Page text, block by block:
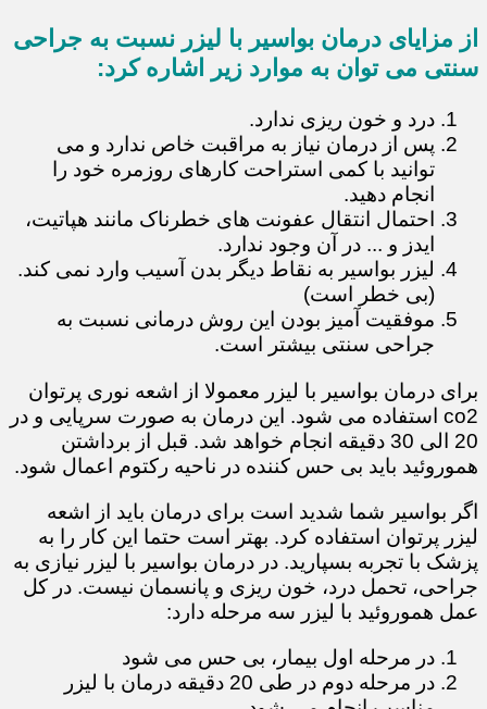
از مزایای درمان بواسیر با لیزر نسبت به جراحی
سنتی می توان به موارد زیر اشاره کرد:
درد و خون ریزی ندارد.
پس از درمان نیاز به مراقبت خاص ندارد و می
توانید با کمی استراحت کارهای روزمره خود را
انجام دهید.
احتمال انتقال عفونت های خطرناک مانند هپاتیت،
ایدز و ... در آن وجود ندارد.
لیزر بواسیر به نقاط دیگر بدن آسیب وارد نمی کند.
(بی خطر است)
موفقیت آمیز بودن این روش درمانی نسبت به
جراحی سنتی بیشتر است.
برای درمان بواسیر با لیزر معمولا از اشعه نوری پرتوان
co2 استفاده می شود. این درمان به صورت سرپایی و در
20 الی 30 دقیقه انجام خواهد شد. قبل از برداشتن
هموروئید باید بی حس کننده در ناحیه رکتوم اعمال شود.
اگر بواسیر شما شدید است برای درمان باید از اشعه
لیزر پرتوان استفاده کرد. بهتر است حتما این کار را به
پزشک با تجربه بسپارید. در درمان بواسیر با لیزر نیازی به
جراحی، تحمل درد، خون ریزی و پانسمان نیست. در کل
عمل هموروئید با لیزر سه مرحله دارد:
در مرحله اول بیمار، بی حس می شود
در مرحله دوم در طی 20 دقیقه درمان با لیزر